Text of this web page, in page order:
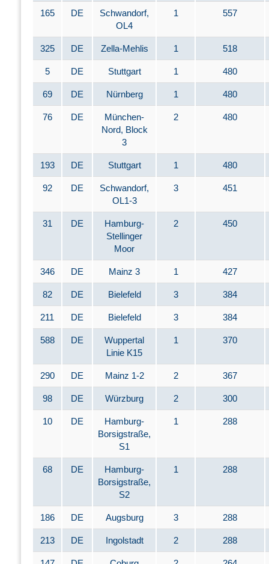
165 DE
Schwandorf,
OL4
1 557
325 DE Zella-Mehlis 1 518
5 DE Stuttgart 1 480
69 DE Nürnberg 1 480
76 DE
München-
Nord, Block
3
2 480
193 DE Stuttgart 1 480
92 DE
Schwandorf,
OL1-3
3 451
31 DE
Hamburg-
Stellinger
Moor
2 450
346 DE Mainz 3 1 427
82 DE Bielefeld 3 384
211 DE Bielefeld 3 384
588 DE
Wuppertal
Linie K15
1 370
290 DE Mainz 1-2 2 367
98 DE Würzburg 2 300
10 DE
Hamburg-
Borsigstraße,
S1
1 288
68 DE
Hamburg-
Borsigstraße,
S2
1 288
186 DE Augsburg 3 288
213 DE Ingolstadt 2 288